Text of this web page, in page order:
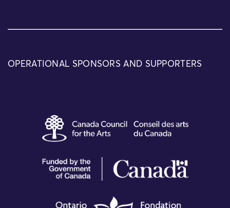
OPERATIONAL SPONSORS AND SUPPORTERS